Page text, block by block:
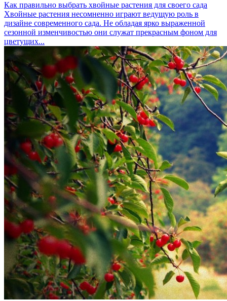
Как правильно выбрать хвойные растения для своего сада
Хвойные растения несомненно играют ведущую роль в
дизайне современного сада. Не обладая ярко выраженной
сезонной изменчивостью они служат прекрасным фоном для
цветущих...